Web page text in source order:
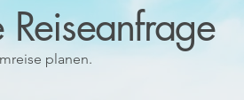
planen.